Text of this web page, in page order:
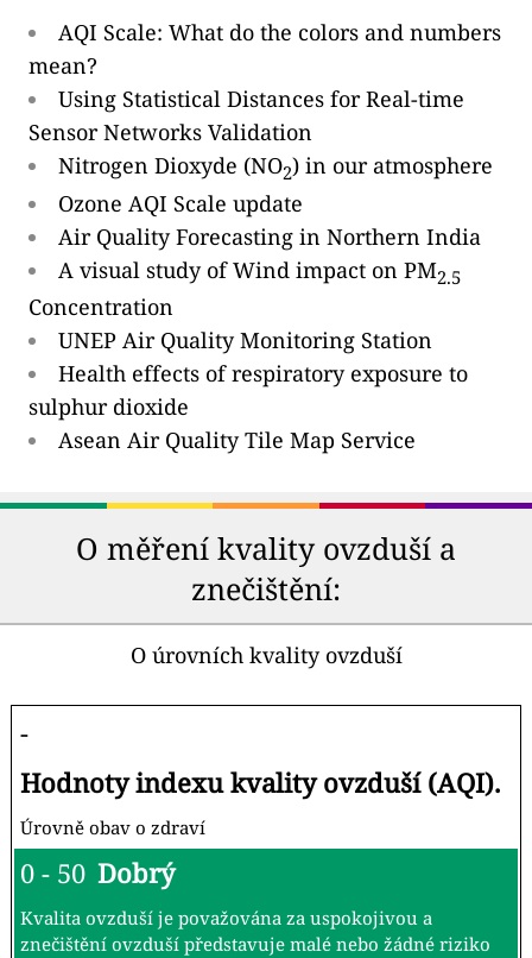
AQI Scale: What do the colors and numbers
mean?
Using Statistical Distances for Real-time
Sensor Networks Validation
Nitrogen Dioxyde (NO2) in our atmosphere
Ozone AQI Scale update
Air Quality Forecasting in Northern India
A visual study of Wind impact on PM2.5
Concentration
UNEP Air Quality Monitoring Station
Health effects of respiratory exposure to
sulphur dioxide
Asean Air Quality Tile Map Service
O měření kvality ovzduší a
znečištění:
O úrovních kvality ovzduší
-
Hodnoty indexu kvality ovzduší (AQI).
Úrovně obav o zdraví
0 - 50 Dobrý
Kvalita ovzduší je považována za uspokojivou a
znečištění ovzduší představuje malé nebo žádné riziko